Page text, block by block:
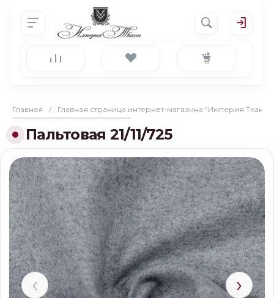
Главная / Главная страница интернет-магазина "Империя Ткани"
Пальтовая 21/11/725
‹ ›